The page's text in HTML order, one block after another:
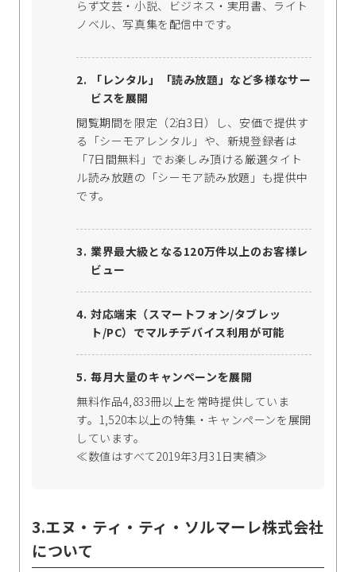
らず文芸・小説、ビジネス・実用書、ライト
ノベル、写真集を配信中です。
「レンタル」「読み放題」など多様なサー
ビスを展開
閲覧期間を限定（2泊3日）し、安価で提供す
る「シーモアレンタル」や、新規登録者は
「7日間無料」でお楽しみ頂ける厳選タイト
ル読み放題の「シーモア読み放題」も提供中
です。
業界最大級となる120万件以上のお客様レ
ビュー
対応端末（スマートフォン/タブレッ
ト/PC）でマルチデバイス利用が可能
毎月大量のキャンペーンを展開
無料作品4,833冊以上を常時提供していま
す。1,520本以上の特集・キャンペーンを展開
しています。
≪数値はすべて2019年3月31日実績≫
3.エヌ・ティ・ティ・ソルマーレ株式会社
について